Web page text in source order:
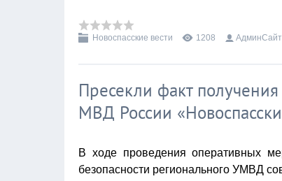
Новоспасские вести 1208
Пресекли факт
МВД России
В ходе проведения оперативных
безопасности регионального УМВД